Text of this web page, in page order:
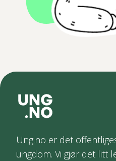
Ung.no er det
ungdom. Vi gjør det litt